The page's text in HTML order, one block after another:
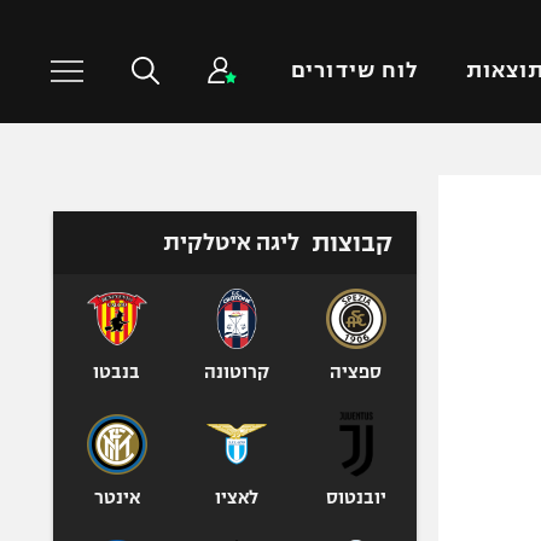
תוצאות לוח שידורים
טניס
כדורעף
אגרוף
ספורט אולימפי
קבוצות ליגה איטלקית
ספציה קרוטונה בנבטו
יובנטוס לאציו אינטר